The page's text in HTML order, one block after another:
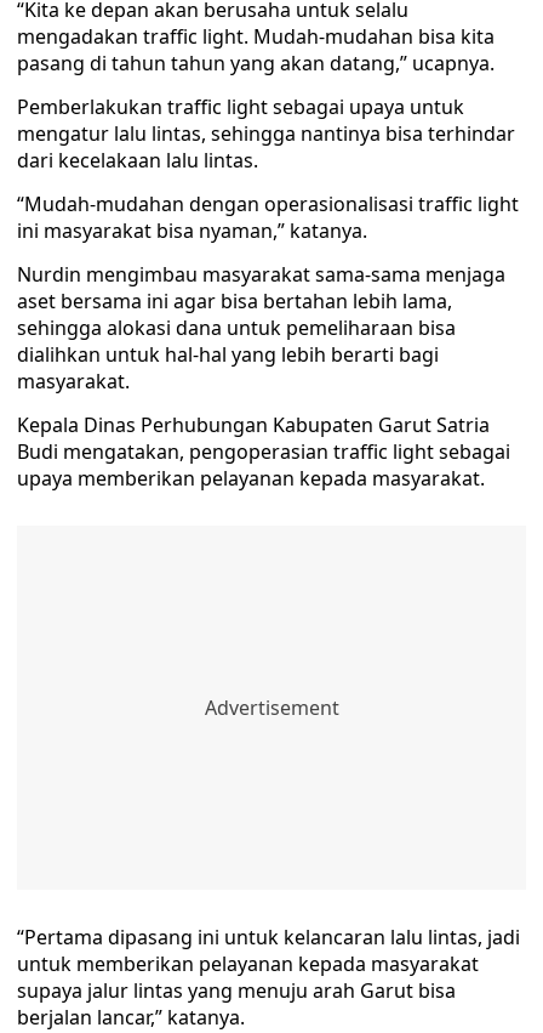
“Kita ke depan akan berusaha untuk selalu
mengadakan traffic light. Mudah-mudahan bisa kita
pasang di tahun tahun yang akan datang,” ucapnya.
Pemberlakukan traffic light sebagai upaya untuk
mengatur lalu lintas, sehingga nantinya bisa terhindar
dari kecelakaan lalu lintas.
“Mudah-mudahan dengan operasionalisasi traffic light
ini masyarakat bisa nyaman,” katanya.
Nurdin mengimbau masyarakat sama-sama menjaga
aset bersama ini agar bisa bertahan lebih lama,
sehingga alokasi dana untuk pemeliharaan bisa
dialihkan untuk hal-hal yang lebih berarti bagi
masyarakat.
Kepala Dinas Perhubungan Kabupaten Garut Satria
Budi mengatakan, pengoperasian traffic light sebagai
upaya memberikan pelayanan kepada masyarakat.
“Pertama dipasang ini untuk kelancaran lalu lintas, jadi
untuk memberikan pelayanan kepada masyarakat
supaya jalur lintas yang menuju arah Garut bisa
berjalan lancar,” katanya.